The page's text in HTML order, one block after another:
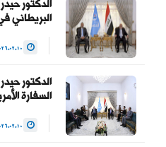
الدكتور
البريطاني
الدكتور
السفارة